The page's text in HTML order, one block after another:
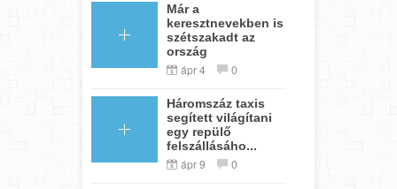
Már a
keresztnevekben is
szétszakadt az
ország
ápr 4 0
Háromszáz taxis
segített világítani
egy repülő
felszállásáho...
ápr 9 0